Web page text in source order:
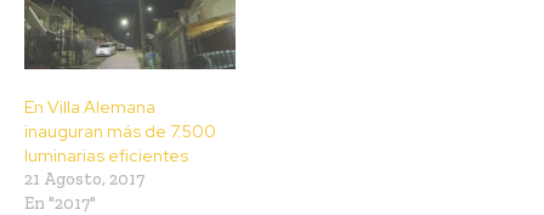
En Villa Alemana
inauguran más de 7.500
luminarias eficientes
21 Agosto, 2017
En "2017"